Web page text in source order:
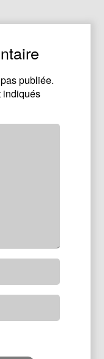
publiée.
indiqués